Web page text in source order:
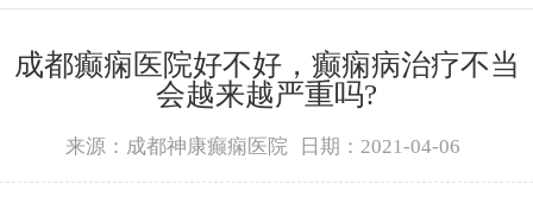
成都癫痫医院好不好，癫痫病治疗不当
会越来越严重吗?
来源：成都神康癫痫医院 日期：2021-04-06